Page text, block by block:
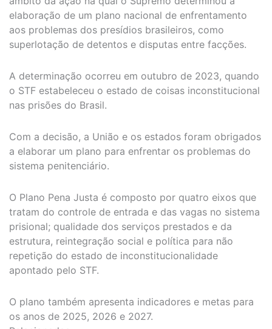
elaboração de um plano nacional de enfrentamento
aos problemas dos presídios brasileiros, como
superlotação de detentos e disputas entre facções.
A determinação ocorreu em outubro de 2023, quando
o STF estabeleceu o estado de coisas inconstitucional
nas prisões do Brasil.
Com a decisão, a União e os estados foram obrigados
a elaborar um plano para enfrentar os problemas do
sistema penitenciário.
O Plano Pena Justa é composto por quatro eixos que
tratam do controle de entrada e das vagas no sistema
prisional; qualidade dos serviços prestados e da
estrutura, reintegração social e política para não
repetição do estado de inconstitucionalidade
apontado pelo STF.
O plano também apresenta indicadores e metas para
os anos de 2025, 2026 e 2027.